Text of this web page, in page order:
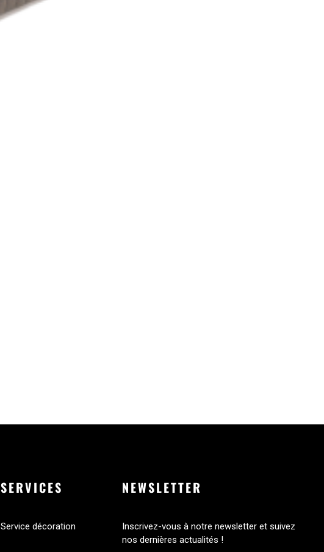
SERVICES
Service décoration
NEWSLETTER
Inscrivez-vous à notre newsletter et suivez
nos dernières actualités !